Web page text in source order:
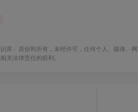
库」原创和所有，未经许可，任何个人、媒体、
关法律责任的权利。